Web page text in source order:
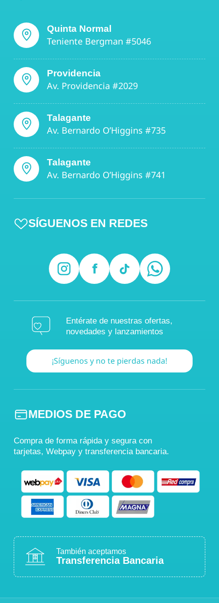
Quinta Normal
Teniente Bergman #5046
Providencia
Av. Providencia #2029
Talagante
Av. Bernardo O’Higgins #735
Talagante
Av. Bernardo O’Higgins #741
SÍGUENOS EN REDES
Entérate de nuestras ofertas,
novedades y lanzamientos
¡Síguenos y no te pierdas nada!
MEDIOS DE PAGO
Compra de forma rápida y segura con
tarjetas, Webpay y transferencia bancaria.
También aceptamos
Transferencia Bancaria